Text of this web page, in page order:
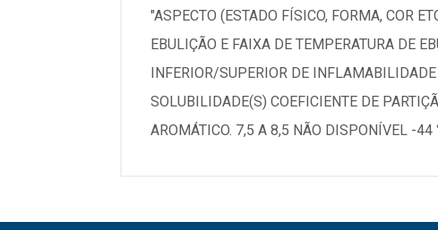
"ASPECTO (ESTADO FÍSICO, FORMA, COR
EBULIÇÃO E FAIXA DE TEMPERATURA DE
INFERIOR/SUPERIOR DE
SOLUBILIDADE(S) COEFICIENTE DE
AROMÁTICO. 7,5 A 8,5 NÃO DISPONÍVEL -44